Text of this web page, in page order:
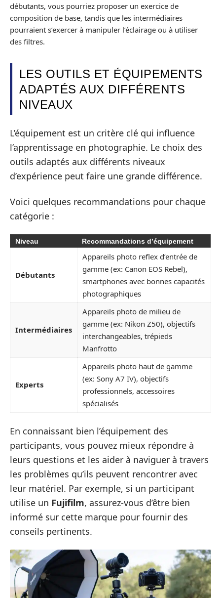
débutants, vous pourriez proposer un exercice de
composition de base, tandis que les intermédiaires
pourraient s’exercer à manipuler l’éclairage ou à utiliser
des filtres.
LES OUTILS ET ÉQUIPEMENTS
ADAPTÉS AUX DIFFÉRENTS
NIVEAUX
L’équipement est un critère clé qui influence
l’apprentissage en photographie. Le choix des
outils adaptés aux différents niveaux
d’expérience peut faire une grande différence.
Voici quelques recommandations pour chaque
catégorie :
Niveau Recommandations d’équipement
Débutants
Appareils photo reflex d’entrée de
gamme (ex: Canon EOS Rebel),
smartphones avec bonnes capacités
photographiques
Intermédiaires
Appareils photo de milieu de
gamme (ex: Nikon Z50), objectifs
interchangeables, trépieds
Manfrotto
Experts
Appareils photo haut de gamme
(ex: Sony A7 IV), objectifs
professionnels, accessoires
spécialisés
En connaissant bien l’équipement des
participants, vous pouvez mieux répondre à
leurs questions et les aider à naviguer à travers
les problèmes qu’ils peuvent rencontrer avec
leur matériel. Par exemple, si un participant
utilise un Fujifilm, assurez-vous d’être bien
informé sur cette marque pour fournir des
conseils pertinents.